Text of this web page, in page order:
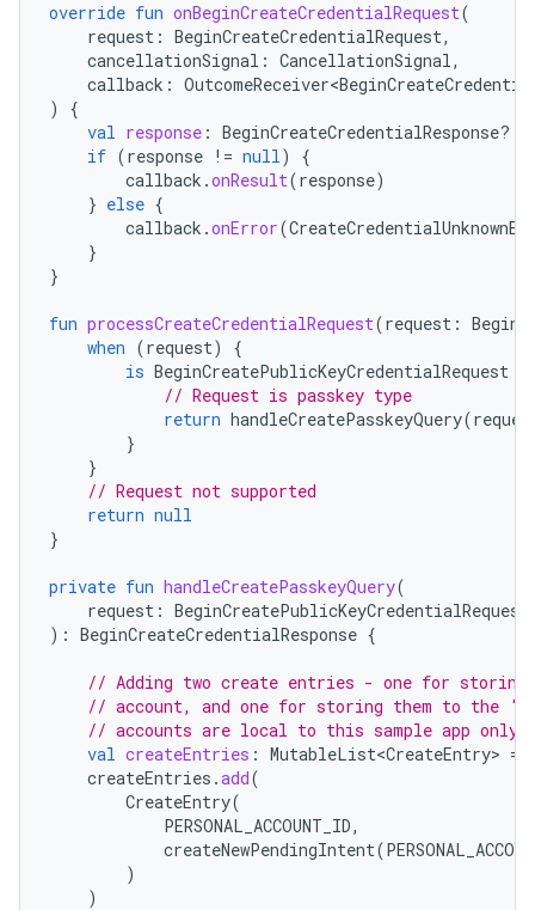
override fun onBeginCreateCredentialRequest(
request : BeginCreateCredentialRequest,
cancellationSignal : CancellationSignal,
callback :
)
{
val response : BeginCreateCredentialResponse?
if (response != null)
{
callback .onResult(response)
} else {
callback .onError(
}
}
fun processCreateCredentialRequest(request :
when (request)
{
is BeginCreatePublicKeyCredentialRequest
// Request is passkey type
return handleCreatePasskeyQuery(
}
}
// Request not supported
return null
}
private fun handleCreatePasskeyQuery(
request : BeginCreatePublicKeyCredentialRequest
): BeginCreateCredentialResponse {
// Adding two create entries - one for
// account, and one for storing them to the
// accounts are local to this sample app only.
val createEntries : MutableList<CreateEntry> =
createEntries .add(
CreateEntry(
PERSONAL_ACCOUNT_ID,
createNewPendingIntent(
)
)